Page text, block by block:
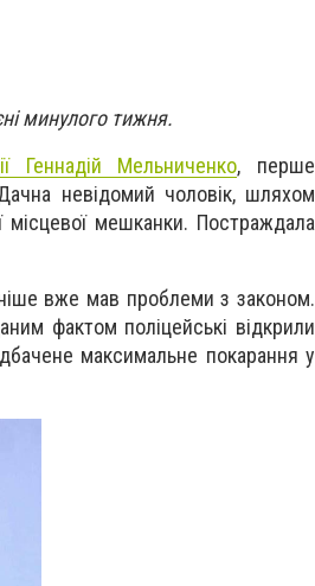
минулого тижня.
Геннадій Мельниченко, перше
невідомий чоловік, шляхом
мешканки. Постраждала
вже мав проблеми з законом.
фактом поліцейські відкрили
максимальне покарання у